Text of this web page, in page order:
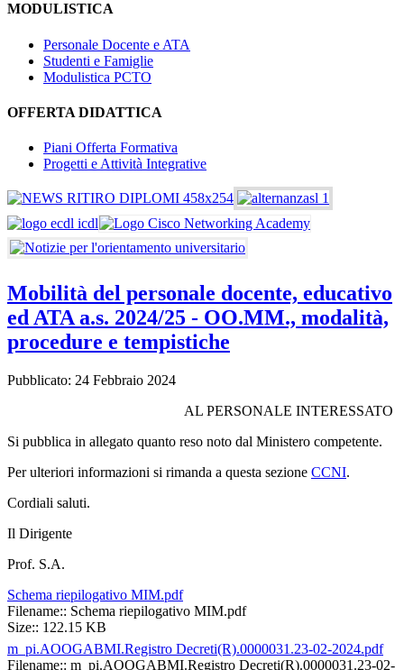
MODULISTICA
Personale Docente e ATA
Studenti e Famiglie
Modulistica PCTO
OFFERTA DIDATTICA
Piani Offerta Formativa
Progetti e Attività Integrative
Mobilità del personale docente, educativo
ed ATA a.s. 2024/25 - OO.MM., modalità,
procedure e tempistiche
Pubblicato: 24 Febbraio 2024
AL PERSONALE INTERESSATO
Si pubblica in allegato quanto reso noto dal Ministero competente.
Per ulteriori informazioni si rimanda a questa sezione CCNI.
Cordiali saluti.
Il Dirigente
Prof. S.A.
Schema riepilogativo MIM.pdf
Filename:: Schema riepilogativo MIM.pdf
Size:: 122.15 KB
m_pi.AOOGABMI.Registro Decreti(R).0000031.23-02-2024.pdf
Filename:: m_pi.AOOGABMI.Registro Decreti(R).0000031.23-02-